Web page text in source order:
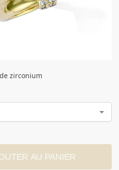
zirconium
AU PANIER